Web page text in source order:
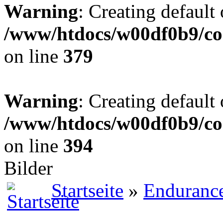
Warning: Creating
/www/htdocs/w00df0b9/
on line 379
Warning: Creating
/www/htdocs/w00df0b9/
on line 394
Bilder
Startseite »